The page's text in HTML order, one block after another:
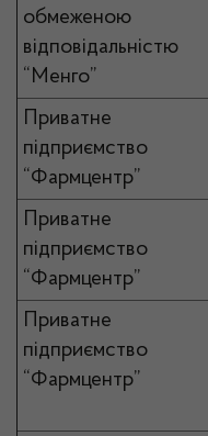
обмеженою
відповідальністю
“Менго”
Приватне
підприємство
“Фармцентр”
Приватне
підприємство
“Фармцентр”
Приватне
підприємство
“Фармцентр”